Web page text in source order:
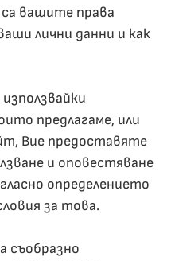
са вашите права
лични данни и как
предлагаме, или
Вие предоставяте
и оповестяване
определението
за това.
съобразно